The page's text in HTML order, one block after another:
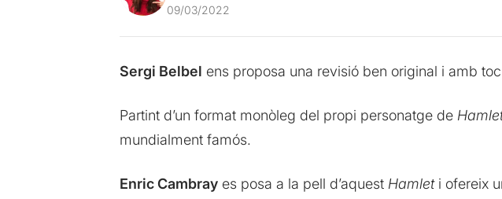
09/03/2022
Sergi Belbel ens proposa una revisió ben original i amb
Partint d’un format monòleg del propi personatge de
mundialment famós.
Enric Cambrayes posa a la pell d’aquest Hamleti ofereix